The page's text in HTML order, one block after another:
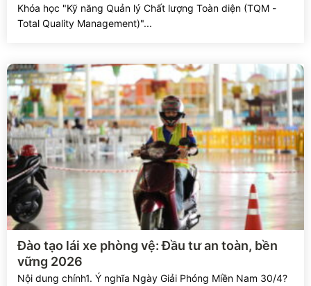
Khóa học "Kỹ năng Quản lý Chất lượng Toàn diện (TQM -
Total Quality Management)"...
Xem chi tiết
Đào tạo lái xe phòng vệ: Đầu tư an toàn, bền
vững 2026
Nội dung chính1. Ý nghĩa Ngày Giải Phóng Miền Nam 30/4?